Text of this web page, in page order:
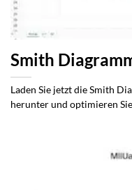
Smith
Laden Sie jetzt die Smith
herunter und optimieren